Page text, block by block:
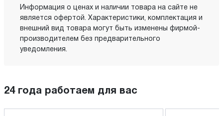
Информация о ценах и наличии товара на сайте не
является офертой. Характеристики, комплектация и
внешний вид товара могут быть изменены фирмой-
производителем без предварительного
уведомления.
24 года работаем для вас